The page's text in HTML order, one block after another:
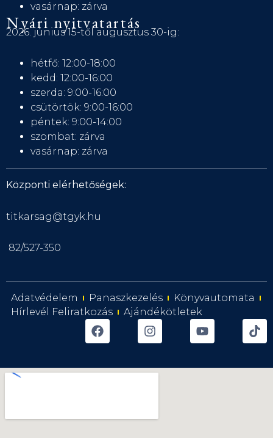
vasárnap: zárva
Nyári nyitvatartás
2026. június 15-től augusztus 30-ig:
hétfő: 12:00-18:00
kedd: 12:00-16:00
szerda: 9:00-16:00
csütörtök: 9:00-16:00
péntek: 9:00-14:00
szombat: zárva
vasárnap: zárva
Központi elérhetőségek:
titkarsag@tgyk.hu
82/527-350
Adatvédelem Panaszkezelés
Könyvautomata
Hírlevél Feliratkozás
Ajándékötletek